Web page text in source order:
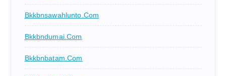
Bkkbnsawahlunto.com
Bkkbndumai.com
Bkkbnbatam.com